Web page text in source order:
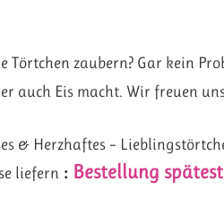
zaubern? Gar kein
auch Eis macht. Wir freuen
& Herzhaftes –
liefern : Bestellung